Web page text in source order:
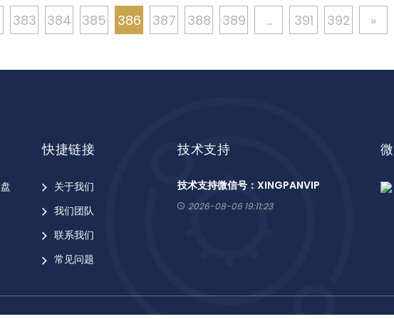
383 384 385 386 387 388 389 ... 391 392 »
快捷链接
关于我们
我们团队
联系我们
常见问题
技术支持
技术支持微信号：XINGPANVIP
2026-08-06 19:11:23